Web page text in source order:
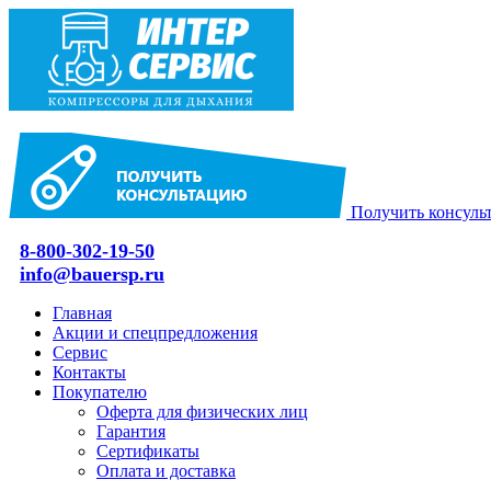
Получить
8-800-302-19-50
info@bauersp.ru
Главная
Акции и спецпредложения
Сервис
Контакты
Покупателю
Оферта для физических лиц
Гарантия
Сертификаты
Оплата и доставка